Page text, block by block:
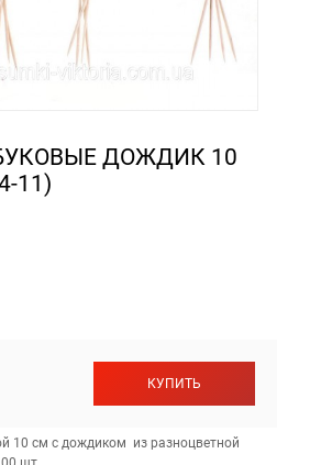
ДОЖДИК 10
11)
КУПИТЬ
10 см с дождиком из разноцветной